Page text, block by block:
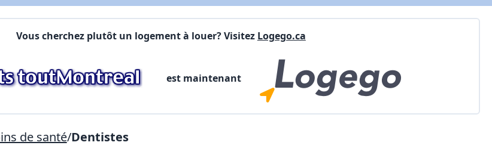
Vous cherchez plutôt un logement à louer? Visitez Logego.ca
est maintenant
de santé/Dentistes
X Fermer Envoyez